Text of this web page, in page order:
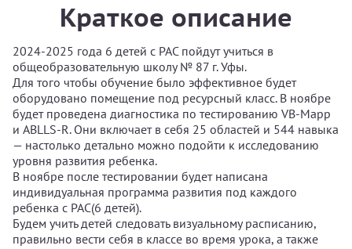
Краткое описание
2024-2025 года 6 детей с РАС пойдут учиться в
общеобразовательную школу № 87 г. Уфы.
Для того чтобы обучение было эффективное будет
оборудовано помещение под ресурсный класс. В ноябре
будет проведена диагностика по тестированию VB-Mapp
и ABLLS-R. Они включает в себя 25 областей и 544 навыка
— настолько детально можно подойти к исследованию
уровня развития ребенка.
В ноябре после тестировании будет написана
индивидуальная программа развития под каждого
ребенка с РАС(6 детей).
Будем учить детей следовать визуальному расписанию,
правильно вести себя в классе во время урока, а также